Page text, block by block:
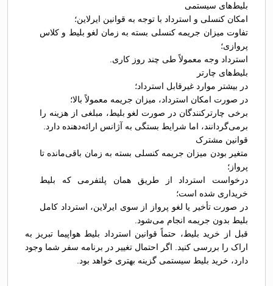
بلیط‌های سیستمی
امکان کنسلی و استرداد با توجه به قوانین ایرلاین؛
تفاوت میزان جریمه کنسلی بسته به زمان لغو بلیط و کلاس
پروازی؛
استرداد وجه معمولاً طی چند روز کاری.
بلیط‌های چارتر
در بیشتر موارد غیرقابل استرداد؛
در صورت امکان استرداد، میزان جریمه معمولاً بالا؛
برخی چارترکنندگان در صورت لغو بلیط، مبلغی از هزینه را
برمی‌گردانند، اما شرایط بستگی به آژانس ارائه‌دهنده دارد.
قوانین مشترک
متغیر بودن میزان جریمه کنسلی بسته به زمان باقی‌مانده تا
پرواز؛
درخواست استرداد از طریق همان پلتفرمی که بلیط
خریداری شده است؛
در صورت تأخیر یا لغو پرواز از سوی ایرلاین، استرداد کامل
بلیط بدون جریمه انجام می‌شود.
قبل از خرید بلیط، حتماً قوانین استرداد بلیط هواپیما تبریز به
اراک را بررسی کنید. اگر احتمال تغییر در برنامه سفر شما وجود
دارد، خرید بلیط سیستمی گزینه بهتری خواهد بود.